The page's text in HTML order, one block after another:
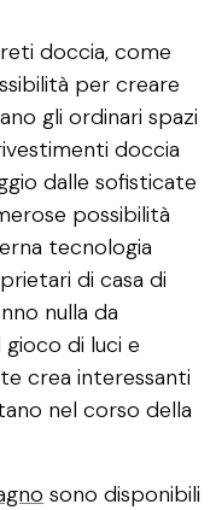
doccia, come
per creare
gli ordinari spazi
doccia
dalle sofisticate
possibilità
tecnologia
di casa di
nulla da
gioco di luci e
crea interessanti
nel corso della
sono disponibili